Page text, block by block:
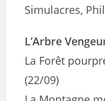
Simulacres,
L’Arbre
La Forêt
(22/09)